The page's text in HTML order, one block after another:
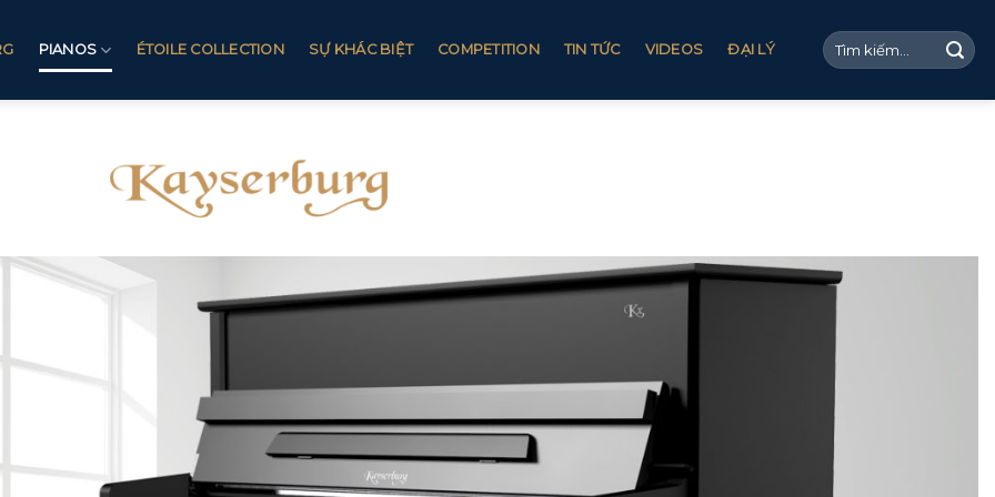
PIANOS ÉTOILE COLLECTION SỰ KHÁC BIỆT COMPETITION TIN TỨC VIDEOS ĐẠI LÝ